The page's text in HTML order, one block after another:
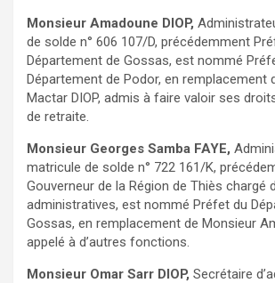
Monsieur Amadoune DIOP,
de solde n° 606 107/D, précédemment
Département de Gossas, est nommé
Département de Podor, en remplacement
Mactar DIOP, admis à faire valoir ses
de retraite.
Monsieur Georges Samba FAYE,
matricule de solde n° 722 161/K,
Gouverneur de la Région de Thiès chargé
administratives, est nommé Préfet du
Gossas, en remplacement de Monsieur
appelé à d’autres fonctions.
Monsieur Omar Sarr DIOP, Secrétaire